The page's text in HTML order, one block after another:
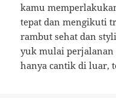
kamu
tepat dan mengikuti
rambut sehat dan
yuk mulai
hanya cantik di luar,